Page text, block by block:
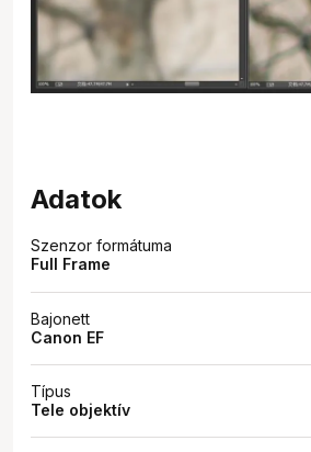
Adatok
Szenzor formátuma
Full Frame
Bajonett
Canon EF
Típus
Tele objektív